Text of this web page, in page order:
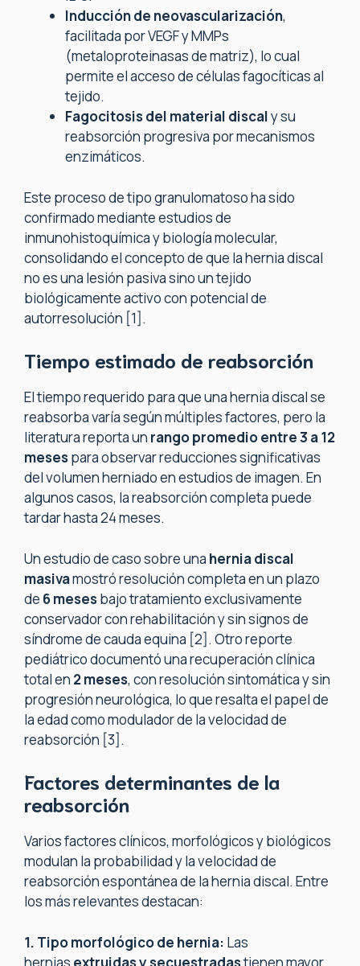
Inducción de neovascularización,
facilitada por VEGF y MMPs
(metaloproteinasas de matriz), lo cual
permite el acceso de células fagocíticas al
tejido.
Fagocitosis del material discaly su
reabsorción progresiva por mecanismos
enzimáticos.
Este proceso de tipo granulomatoso ha sido
confirmado mediante estudios de
inmunohistoquímica y biología molecular,
consolidando el concepto de que la hernia discal
no es una lesión pasiva sino un tejido
biológicamente activo con potencial de
autorresolución [1].
Tiempo estimado de reabsorción
El tiempo requerido para que una hernia discal se
reabsorba varía según múltiples factores, pero la
literatura reporta un rango promedio entre 3 a 12
mesespara observar reducciones significativas
del volumen herniado en estudios de imagen. En
algunos casos, la reabsorción completa puede
tardar hasta 24 meses.
Un estudio de caso sobre una hernia discal
masivamostró resolución completa en un plazo
de 6 mesesbajo tratamiento exclusivamente
conservador con rehabilitación y sin signos de
síndrome de cauda equina [2]. Otro reporte
pediátrico documentó una recuperación clínica
total en 2 meses, con resolución sintomática y sin
progresión neurológica, lo que resalta el papel de
la edad como modulador de la velocidad de
reabsorción [3].
Factores determinantes de la
reabsorción
Varios factores clínicos, morfológicos y biológicos
modulan la probabilidad y la velocidad de
reabsorción espontánea de la hernia discal. Entre
los más relevantes destacan:
1. Tipo morfológico de hernia: Las